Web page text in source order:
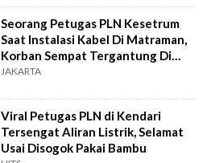
Seorang Petugas PLN Kesetrum
Saat Instalasi Kabel Di Matraman,
Korban Sempat Tergantung Di
Tiang Listrik
JAKARTA
Viral Petugas PLN di Kendari
Tersengat Aliran Listrik, Selamat
Usai Disogok Pakai Bambu